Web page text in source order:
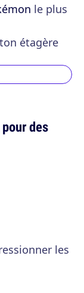
le plus
étagère
des
les